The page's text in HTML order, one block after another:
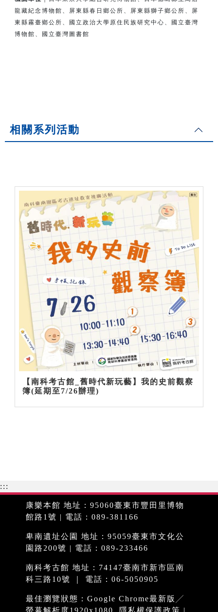
龍藏紀念博物館、 屏東縣春日鄉公所、屏東縣獅子鄉公所、 屏
東縣霧臺鄉公所、
國立政治大學原住民族研究中心、國立臺灣
博物館、國立臺灣圖書館
相關系列活動
【南科考古館_舊時代新玩藝】我的史前觀察
簿(延期至7/26辦理)
:::
康樂本館 地址：95060臺東市豐田里博物
館路1號 | 電話：089-381166
卑南遺址公園 地址：95059臺東市文化公
園路200號 | 電話：089-233466
南科考古館 地址：74147臺南市新市區南
科三路10號 ｜ 電話：06-5050905
最佳瀏覽狀態：Google Chrome最新版╱